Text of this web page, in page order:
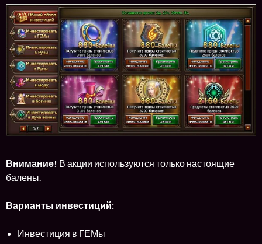
Внимание! В акции используются только настоящие
балены.
Варианты инвестиций:
Инвестиция в ГЕМы